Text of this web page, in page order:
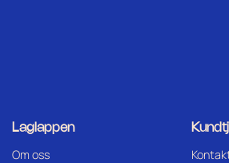
Laglappen
Om oss